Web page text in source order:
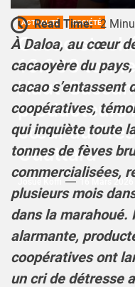
ACTUALITÉ SOCIÉTÉ
Cacao
10.000
Haut-
producteurs
cœur au
Ouattara
16 Mars 2026
Read Time: 2
À Daloa, au cœur
cacaoyère du
cacao s’entassent
coopératives,
qui inquiète toute
tonnes de fèves
commercialisées,
plusieurs mois
dans la marahoué.
alarmante,
coopératives ont
un cri de détresse